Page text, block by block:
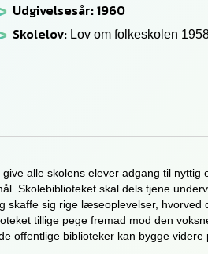
Udgivelsesår: 1960
Skolelov: Lov om folkeskolen
alle skolens elever adgang til
Skolebiblioteket skal dels tjene
skaffe sig rige læseoplevelser,
tillige pege fremad mod den
offentlige biblioteker kan bygge videre